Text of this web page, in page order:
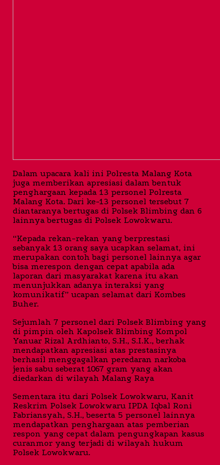
Dalam upacara kali ini Polresta Malang Kota
juga memberikan apresiasi dalam bentuk
penghargaan kepada 13 personel Polresta
Malang Kota. Dari ke-13 personel tersebut 7
diantaranya bertugas di Polsek Blimbing dan 6
lainnya bertugas di Polsek Lowokwaru.
“Kepada rekan-rekan yang berprestasi
sebanyak 13 orang saya ucapkan selamat, ini
merupakan contoh bagi personel lainnya agar
bisa merespon dengan cepat apabila ada
laporan dari masyarakat karena itu akan
menunjukkan adanya interaksi yang
komunikatif” ucapan selamat dari Kombes
Buher.
Sejumlah 7 personel dari Polsek Blimbing yang
di pimpin oleh Kapolsek Blimbing Kompol
Yanuar Rizal Ardhianto, S.H., S.I.K., berhak
mendapatkan apresiasi atas prestasinya
berhasil menggagalkan peredaran narkoba
jenis sabu seberat 1067 gram yang akan
diedarkan di wilayah Malang Raya
Sementara itu dari Polsek Lowokwaru, Kanit
Reskrim Polsek Lowokwaru IPDA Iqbal Roni
Fabriansyah, S.H., beserta 5 personel lainnya
mendapatkan penghargaan atas pemberian
respon yang cepat dalam pengungkapan kasus
curanmor yang terjadi di wilayah hukum
Polsek Lowokwaru.